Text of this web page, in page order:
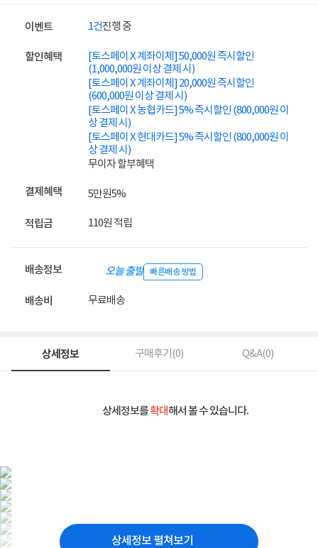
이벤트 1건진행 중
할인혜택
[토스페이 X 계좌이체] 50,000원 즉시할인
(1,000,000원 이상 결제 시)
[토스페이 X 계좌이체] 20,000원 즉시할인
(600,000원 이상 결제 시)
[토스페이 X 농협카드] 5% 즉시할인 (800,000원 이
상 결제 시)
[토스페이 X 현대카드] 5% 즉시할인 (800,000원 이
상 결제 시)
무이자 할부혜택
결제혜택 5만원5%
적립금 110원 적립
배송정보 오늘 출발 빠른배송 방법
배송비 무료배송
상세정보 구매후기(0) Q&A(0)
상세정보를확대해서 볼 수 있습니다.
상세정보 펼쳐보기